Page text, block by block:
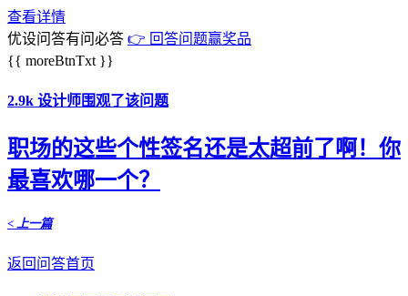
查看详情
优设问答有问必答 👉 回答问题赢奖品
{{ moreBtnTxt }}
2.9k 设计师围观了该问题
职场的这些个性签名还是太超前了啊！你
最喜欢哪一个？
< 上一篇
返回问答首页